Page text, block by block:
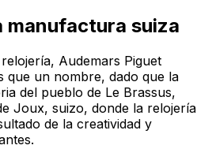
manufactura suiza
Audemars Piguet
que un nombre, dado que la
del pueblo de Le Brassus,
Joux, suizo, donde la relojería
de la creatividad y